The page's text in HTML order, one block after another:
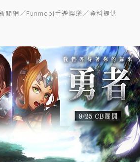
聞網／Funmobi手遊娛樂／資料提供